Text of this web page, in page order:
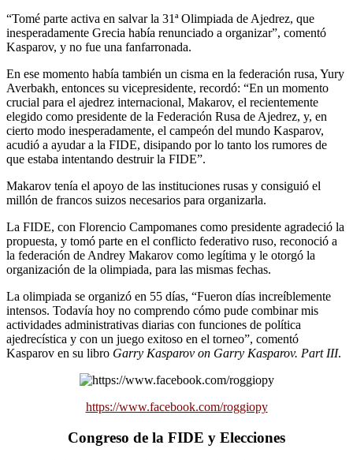
“Tomé parte activa en salvar la 31ª Olimpiada de Ajedrez, que
inesperadamente Grecia había renunciado a organizar”, comentó
Kasparov, y no fue una fanfarronada.
En ese momento había también un cisma en la federación rusa, Yury
Averbakh, entonces su vicepresidente, recordó: “En un momento
crucial para el ajedrez internacional, Makarov, el recientemente
elegido como presidente de la Federación Rusa de Ajedrez, y, en
cierto modo inesperadamente, el campeón del mundo Kasparov,
acudió a ayudar a la FIDE, disipando por lo tanto los rumores de
que estaba intentando destruir la FIDE”.
Makarov tenía el apoyo de las instituciones rusas y consiguió el
millón de francos suizos necesarios para organizarla.
La FIDE, con Florencio Campomanes como presidente agradeció la
propuesta, y tomó parte en el conflicto federativo ruso, reconoció a
la federación de Andrey Makarov como legítima y le otorgó la
organización de la olimpiada, para las mismas fechas.
La olimpiada se organizó en 55 días, “Fueron días increíblemente
intensos. Todavía hoy no comprendo cómo pude combinar mis
actividades administrativas diarias con funciones de política
ajedrecística y con un juego exitoso en el torneo”, comentó
Kasparov en su libro Garry Kasparov on Garry Kasparov. Part III.
https://www.facebook.com/roggiopy
Congreso de la FIDE y Elecciones